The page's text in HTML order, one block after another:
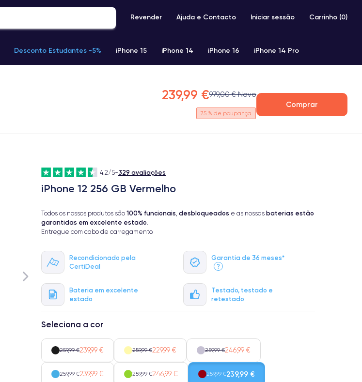
Revender Ajuda e Contacto Iniciar sessão Carrinho (0)
Desconto Estudantes -5% iPhone 15 iPhone 14 iPhone 16 iPhone 14 Pro
239,99 €979,00 € Novo
75 % de poupança
Comprar
4.2/5-329 avaliações
iPhone 12 256 GB Vermelho
Todos os nossos produtos são 100% funcionais desbloqueados e as nossas baterias estão
garantidas em excelente estado
Entregue com cabo de carregamento.
Recondicionado pela
CertiDeal
Garantia de 36 meses*
?
Bateria em excelente
estado
Testado, testado e
retestado
Seleciona a cor
259,99 €239,99 € 259,99 €229,99 € 259,99 €246,99 €
259,99 €239,99 € 259,99 €246,99 € 259,99 €239,99 €